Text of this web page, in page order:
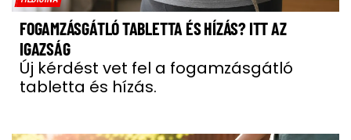
FOGAMZÁSGÁTLÓ TABLETTA ÉS HÍZÁS? ITT AZ
IGAZSÁG
Új kérdést vet fel a fogamzásgátló
tabletta és hízás.